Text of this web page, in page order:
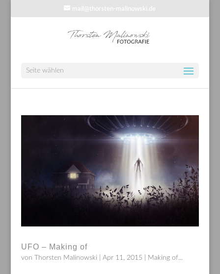
mail@thorsten-malinowski.de
Seite wählen
UFO – Making of
von Thorsten Malinowski Apr 11, 2015 Making of...